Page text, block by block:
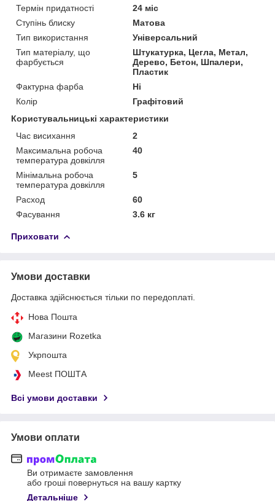
Термін придатності
24 міс
Ступінь блиску
Матова
Тип використання
Універсальний
Тип матеріалу, що
фарбується
Штукатурка, Цегла, Метал,
Дерево, Бетон, Шпалери,
Пластик
Фактурна фарба
Ні
Колір
Графітовий
Користувальницькі характеристики
Час висихання
2
Максимальна робоча
температура довкілля
40
Мінімальна робоча
температура довкілля
5
Расход
60
Фасування
3.6 кг
Приховати
Умови доставки
Доставка здійснюється тільки по передоплаті.
Нова Пошта
Магазини Rozetka
Укрпошта
Meest ПОШТА
Всі умови доставки
Умови оплати
Ви отримаєте замовлення
або гроші повернуться на вашу картку
Детальніше